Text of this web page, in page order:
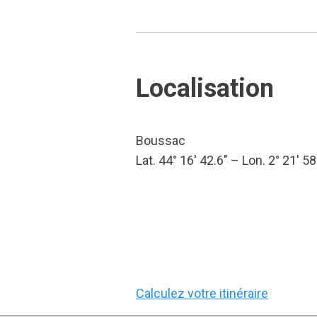
Localisation
Boussac
Lat. 44° 16′ 42.6″ – Lon. 2° 21′
Calculez votre itinéraire